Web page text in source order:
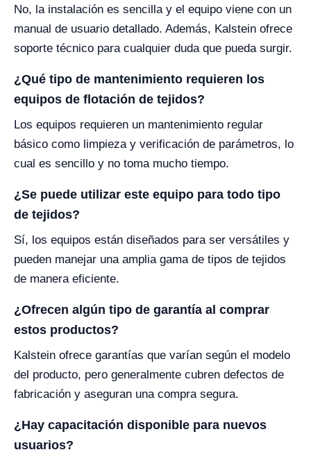
No, la instalación es sencilla y el equipo viene con un
manual de usuario detallado. Además, Kalstein ofrece
soporte técnico para cualquier duda que pueda surgir.
¿Qué tipo de mantenimiento requieren los
equipos de flotación de tejidos?
Los equipos requieren un mantenimiento regular
básico como limpieza y verificación de parámetros, lo
cual es sencillo y no toma mucho tiempo.
¿Se puede utilizar este equipo para todo tipo
de tejidos?
Sí, los equipos están diseñados para ser versátiles y
pueden manejar una amplia gama de tipos de tejidos
de manera eficiente.
¿Ofrecen algún tipo de garantía al comprar
estos productos?
Kalstein ofrece garantías que varían según el modelo
del producto, pero generalmente cubren defectos de
fabricación y aseguran una compra segura.
¿Hay capacitación disponible para nuevos
usuarios?